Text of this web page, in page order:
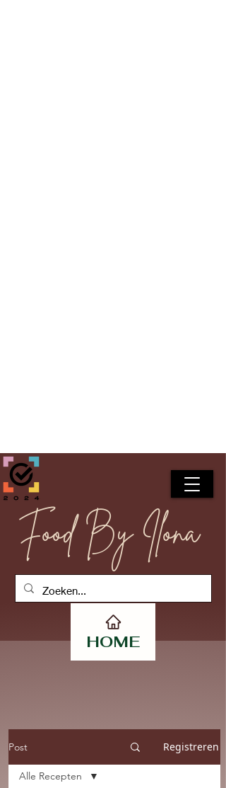
Food By Ilona
HOME
Post Registreren
Alle Recepten